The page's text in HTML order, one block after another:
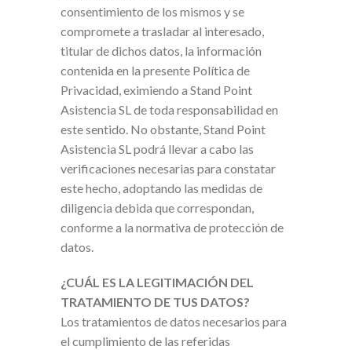
consentimiento de los mismos y se
compromete a trasladar al interesado,
titular de dichos datos, la información
contenida en la presente Política de
Privacidad, eximiendo a Stand Point
Asistencia SL de toda responsabilidad en
este sentido. No obstante, Stand Point
Asistencia SL podrá llevar a cabo las
verificaciones necesarias para constatar
este hecho, adoptando las medidas de
diligencia debida que correspondan,
conforme a la normativa de protección de
datos.
¿CUÁL ES LA LEGITIMACIÓN DEL
TRATAMIENTO DE TUS DATOS?
Los tratamientos de datos necesarios para
el cumplimiento de las referidas